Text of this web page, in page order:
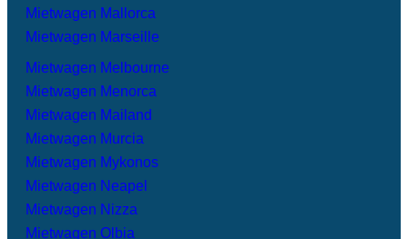
Mietwagen Mallorca
Mietwagen Marseille
Mietwagen Melbourne
Mietwagen Menorca
Mietwagen Mailand
Mietwagen Murcia
Mietwagen Mykonos
Mietwagen Neapel
Mietwagen Nizza
Mietwagen Olbia